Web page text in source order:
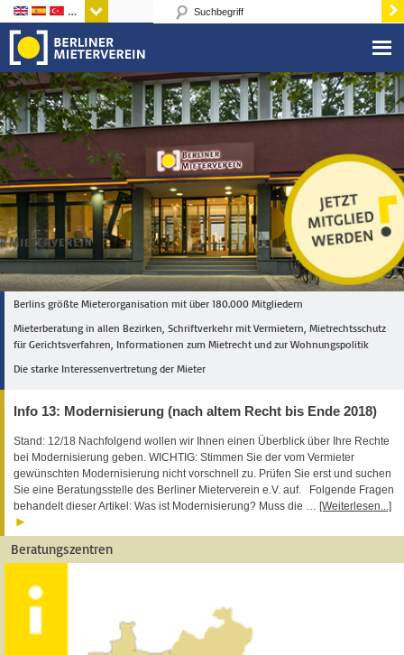
Sprachen
Berlins größte Mieterorganisation mit über 180.000 Mitgliedern
Mieterberatung in allen Bezirken, Schriftverkehr mit Vermietern, Mietrechtsschutz
für Gerichtsverfahren, Informationen zum Mietrecht und zur Wohnungspolitik
Die starke Interessenvertretung der Mieter
Info 13: Modernisierung (nach altem Recht bis Ende 2018)
Stand: 12/18 Nachfolgend wollen wir Ihnen einen Überblick über Ihre Rechte
bei Modernisierung geben. WICHTIG: Stimmen Sie der vom Vermieter
gewünschten Modernisierung nicht vorschnell zu. Prüfen Sie erst und suchen
Sie eine Beratungsstelle des Berliner Mieterverein e.V. auf. Folgende Fragen
behandelt dieser Artikel: Was ist Modernisierung? Muss die … [Weiterlesen...]
Beratungszentren